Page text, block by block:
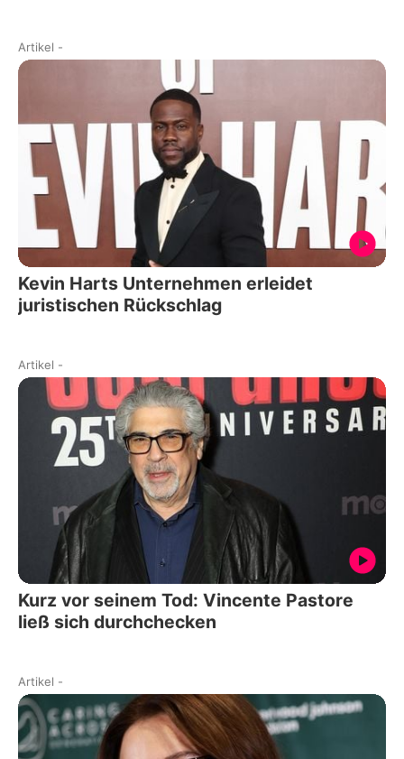
Artikel -
Kevin Harts Unternehmen erleidet
juristischen Rückschlag
Artikel -
Kurz vor seinem Tod: Vincente Pastore
ließ sich durchchecken
Artikel -